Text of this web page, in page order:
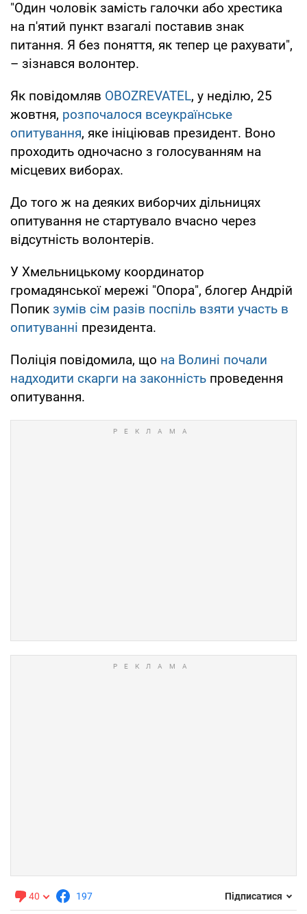
"Один чоловік замість галочки або хрестика
на п'ятий пункт взагалі поставив знак
питання. Я без поняття, як тепер це рахувати",
– зізнався волонтер.
Як повідомляв OBOZREVATEL, у неділю, 25
жовтня, розпочалося всеукраїнське
опитування, яке ініціював президент. Воно
проходить одночасно з голосуванням на
місцевих виборах.
До того ж на деяких виборчих дільницях
опитування не стартувало вчасно через
відсутність волонтерів.
У Хмельницькому координатор
громадянської мережі "Опора", блогер Андрій
Попик зумів сім разів поспіль взяти участь в
опитуванні президента.
Поліція повідомила, що на Волині почали
надходити скарги на законність проведення
опитування.
40 197 Підписатися